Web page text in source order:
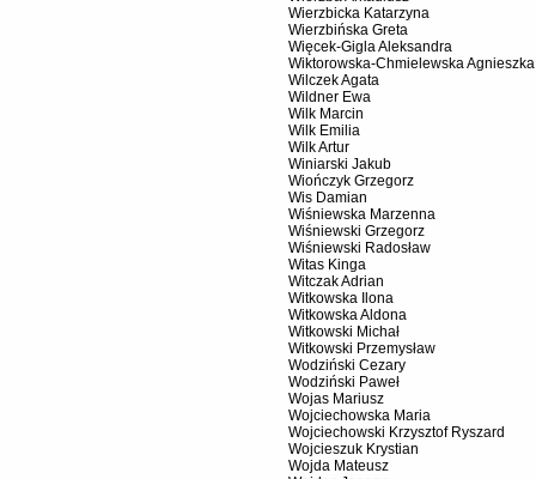
Wierzbicka Katarzyna
Wierzbińska Greta
Więcek-Gigla Aleksandra
Wiktorowska-Chmielewska Agnieszka
Wilczek Agata
Wildner Ewa
Wilk Marcin
Wilk Emilia
Wilk Artur
Winiarski Jakub
Wiończyk Grzegorz
Wis Damian
Wiśniewska Marzenna
Wiśniewski Grzegorz
Wiśniewski Radosław
Witas Kinga
Witczak Adrian
Witkowska Ilona
Witkowska Aldona
Witkowski Michał
Witkowski Przemysław
Wodziński Cezary
Wodziński Paweł
Wojas Mariusz
Wojciechowska Maria
Wojciechowski Krzysztof Ryszard
Wojcieszuk Krystian
Wojda Mateusz